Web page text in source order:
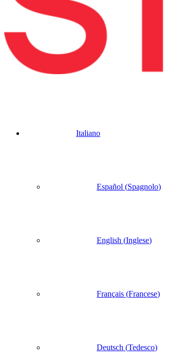
Italiano
Español (Spagnolo)
English (Inglese)
Français (Francese)
Deutsch (Tedesco)